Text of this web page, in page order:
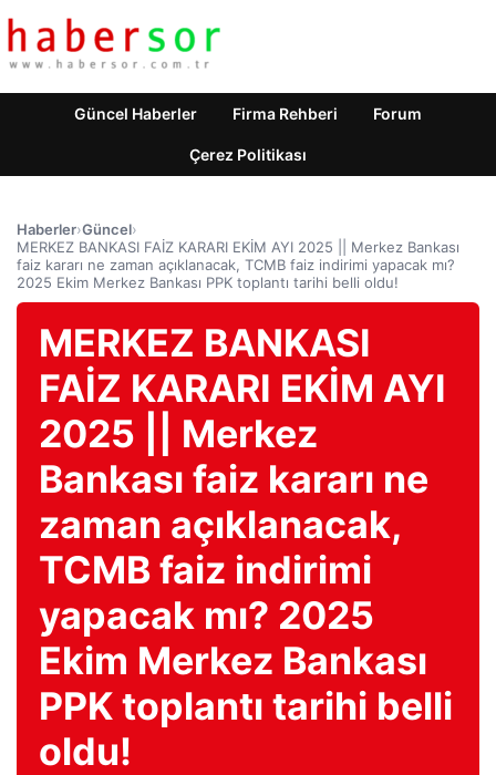
Güncel Haberler Firma Rehberi Forum
Çerez Politikası
Haberler›Güncel›
MERKEZ BANKASI FAİZ KARARI EKİM AYI 2025 || Merkez Bankası
faiz kararı ne zaman açıklanacak, TCMB faiz indirimi yapacak mı?
2025 Ekim Merkez Bankası PPK toplantı tarihi belli oldu!
MERKEZ BANKASI
FAİZ KARARI EKİM AYI
2025 || Merkez
Bankası faiz kararı ne
zaman açıklanacak,
TCMB faiz indirimi
yapacak mı? 2025
Ekim Merkez Bankası
PPK toplantı tarihi belli
oldu!